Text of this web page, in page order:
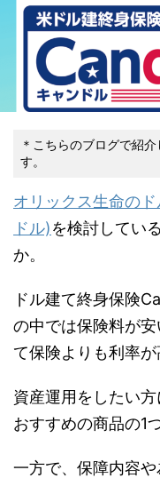
＊こちらのブログで紹
す。
オリックス生命の
ドル)を検討してい
か。
ドル建て終身保険
の中では保険料が
て保険よりも利率が
資産運用をしたい方
おすすめの商品の1
一方で、保障内容